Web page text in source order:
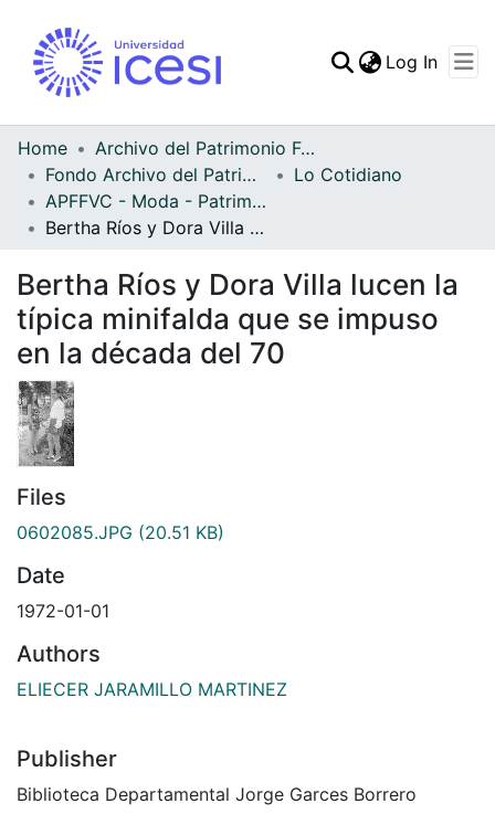
Statistics
Log In
Home
Archivo del Patrimonio Fotográfico y Fílmico del Valle del Cauca
Fondo Archivo del Patrimonio Fotográfico y Fílmico del Valle del Cauca
Lo Cotidiano
APFFVC - Moda - Patrimonial
Bertha Ríos y Dora Villa lucen la típica minifalda que se impuso en la década del 70
Bertha Ríos y Dora Villa lucen la
típica minifalda que se impuso
en la década del 70
Files
0602085.JPG (20.51 KB)
Date
1972-01-01
Authors
ELIECER JARAMILLO MARTINEZ
Publisher
Biblioteca Departamental Jorge Garces Borrero